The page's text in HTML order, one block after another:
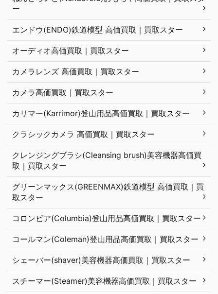
ー
エンドウ(ENDO)鉄道模型 高価買取｜買取スター
オーディオ高価買取｜買取スター
カメラレンズ 高価買取｜買取スター
カメラ高価買取｜買取スター
カリマー(Karrimor)登山用品高価買取｜買取スター
クラシックカメラ 高価買取｜買取スター
クレンジングブラシ(Cleansing brush)美容機器高価買
取｜買取スター
グリーンマックス(GREENMAX)鉄道模型 高価買取｜買
取スター
コロンビア(Columbia)登山用品高価買取｜買取スター
コールマン(Coleman)登山用品高価買取｜買取スター
シェーバー(shaver)美容機器高価買取｜買取スター
スチーマー(Steamer)美容機器高価買取｜買取スター